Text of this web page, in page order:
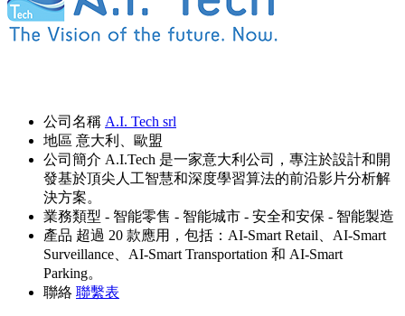
公司名稱 A.I. Tech srl
地區 意大利、歐盟
公司簡介 A.I.Tech 是一家意大利公司，專注於設計和開
發基於頂尖人工智慧和深度學習算法的前沿影片分析解
決方案。
業務類型 - 智能零售 - 智能城市 - 安全和安保 - 智能製造
產品 超過 20 款應用，包括：AI-Smart Retail、AI-Smart
Surveillance、AI-Smart Transportation 和 AI-Smart
Parking。
聯絡 聯繫表